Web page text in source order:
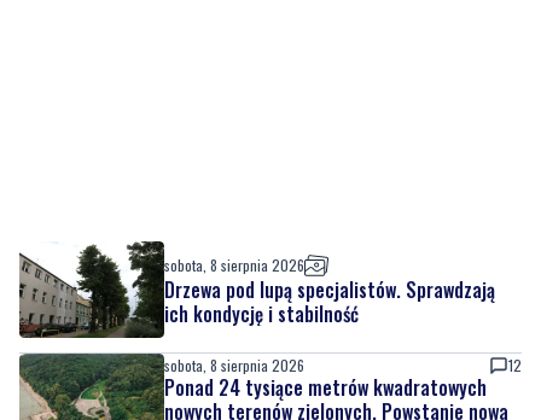
sobota, 8 sierpnia 2026
Drzewa pod lupą specjalistów. Sprawdzają
ich kondycję i stabilność